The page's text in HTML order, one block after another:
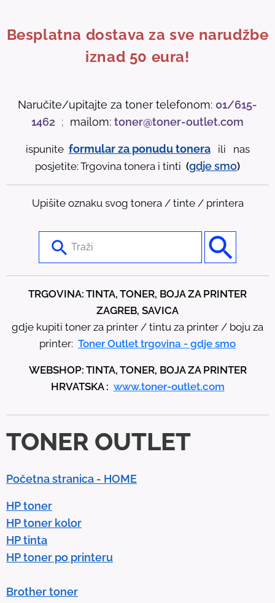
Besplatna dostava za sve narudžbe
iznad 50 eura!
Naručite/upitajte za toner telefonom: 01/615-
1462 ; mailom: toner@toner-outlet.com
ispunite formular za ponudu tonera
ili nas
posjetite: Trgovina tonera i tinti (gdjesmo)
Upišite oznaku svog tonera / tinte / printera
t
a
TRGOVINA: TINTA, TONER, BOJA ZA PRINTER
ZAGREB, SAVICA
gdje kupiti toner za printer / tintu za printer / boju za
printer: Toner Outlet trgovina - gdje smo
WEBSHOP: TINTA, TONER, BOJA ZA PRINTER
HRVATSKA : www.toner-outlet.com
TONER OUTLET
Početna stranica - HOME
HP toner
HP toner kolor
HP tinta
HP toner po printeru
Brother toner